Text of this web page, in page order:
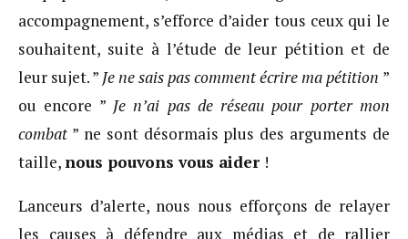
accompagnement, s’efforce d’aider tous ceux qui le
souhaitent, suite à l’étude de leur pétition et de
leur sujet. ” Je ne sais pas comment écrire ma pétition ”
ou encore ” Je n’ai pas de réseau pour porter mon
combat ” ne sont désormais plus des arguments de
taille,nous pouvons vous aider !
Lanceurs d’alerte, nous nous efforçons de relayer
les causes à défendre aux médias et de rallier